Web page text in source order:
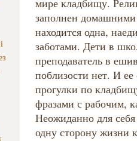
мире кладбищу.
заполнен домашними
находится одна,
заботами. Дети в
преподаватель в
поблизости нет. И ее
прогулки по
фразами с рабочим,
Неожиданно для
одну сторону жизни